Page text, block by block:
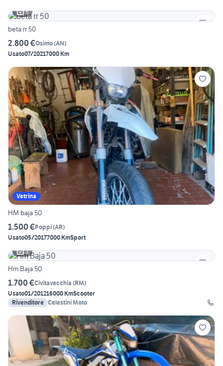
5
beta rr 50
2.800 €Osimo(AN)
Usato07/20217000 Km
Vetrina
HM baja 50
1.500 €Poppi(AR)
Usato05/20177000 KmSport
3
Hm Baja 50
1.700 €Civitavecchia (RM)
Usato01/201216000 KmScooter
Rivenditore Celestini Moto